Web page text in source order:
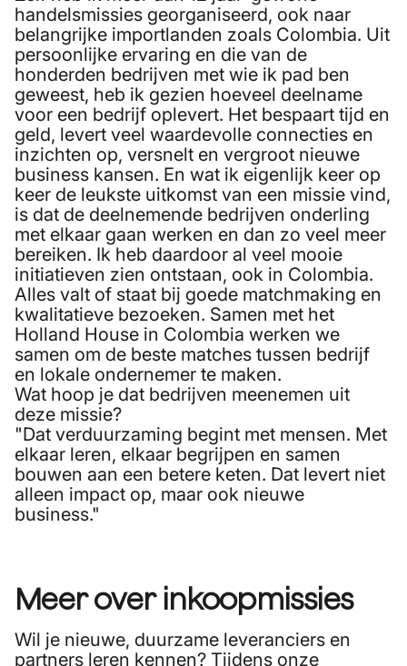
handelsmissies georganiseerd, ook naar
belangrijke importlanden zoals Colombia. Uit
persoonlijke ervaring en die van de
honderden bedrijven met wie ik pad ben
geweest, heb ik gezien hoeveel deelname
voor een bedrijf oplevert. Het bespaart tijd en
geld, levert veel waardevolle connecties en
inzichten op, versnelt en vergroot nieuwe
business kansen. En wat ik eigenlijk keer op
keer de leukste uitkomst van een missie vind,
is dat de deelnemende bedrijven onderling
met elkaar gaan werken en dan zo veel meer
bereiken. Ik heb daardoor al veel mooie
initiatieven zien ontstaan, ook in Colombia.
Alles valt of staat bij goede matchmaking en
kwalitatieve bezoeken. Samen met het
Holland House in Colombia werken we
samen om de beste matches tussen bedrijf
en lokale ondernemer te maken.
Wat hoop je dat bedrijven meenemen uit
deze missie?
"Dat verduurzaming begint met mensen. Met
elkaar leren, elkaar begrijpen en samen
bouwen aan een betere keten. Dat levert niet
alleen impact op, maar ook nieuwe
business."
Meer over inkoopmissies
Wil je nieuwe, duurzame leveranciers en
partners leren kennen? Tijdens onze